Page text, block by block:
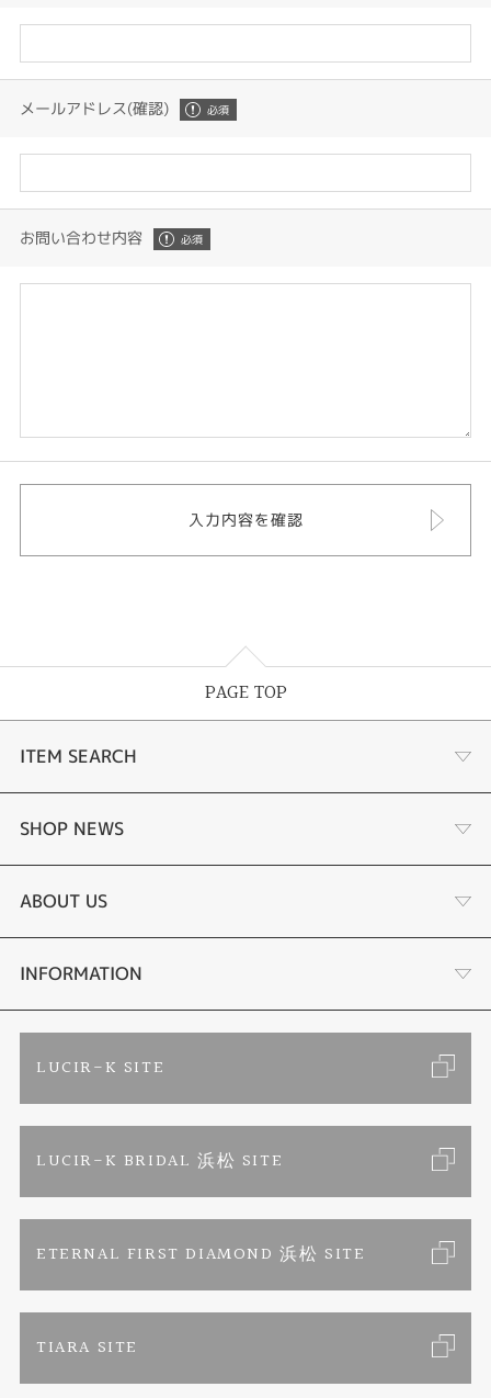
メールアドレス(確認)
お問い合わせ内容
PAGE TOP
ITEM SEARCH
婚約指輪 結婚指輪
ラボグロウンダイヤモンド婚約指輪
手作り結婚指輪
手作りペアリング
カラー発色ジュエリー
パーマネントジュエリー
SHOP NEWS
商品一覧
ブランドリスト
リフォーム
ABOUT US
店舗情報・会社概要
お問い合わせ
INFORMATION
LUCIR-K SITE
LUCIR-K BRIDAL 浜松 SITE
ETERNAL FIRST DIAMOND 浜松 SITE
TIARA SITE